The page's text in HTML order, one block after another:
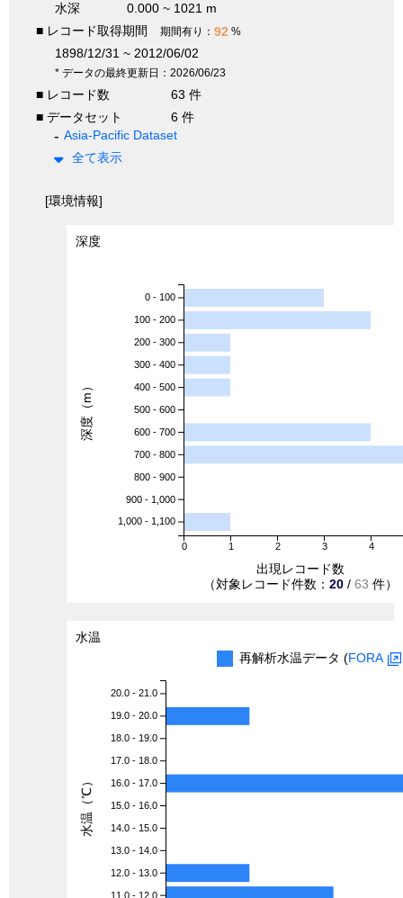
水深
0.000 ~ 1021 m
■ レコード取得期間
期間有り： 92 %
1898/12/31 ~ 2012/06/02
* データの最終更新日：2026/06/23
■ レコード数
63 件
■ データセット
6 件
Asia-Pacific Dataset
全て表示
[環境情報]
深度
0 1 2 3 4
0 - 100
100 - 200
200 - 300
300 - 400
400 - 500
500 - 600
600 - 700
700 - 800
800 - 900
900 - 1,000
1,000 - 1,100
出現レコード数
（対象レコード件数： 20 / 63 件）
深度（m）
水温
再解析水温データ (FORA
20.0 - 21.0
19.0 - 20.0
18.0 - 19.0
17.0 - 18.0
16.0 - 17.0
15.0 - 16.0
14.0 - 15.0
13.0 - 14.0
12.0 - 13.0
11.0 - 12.0
水温（℃）